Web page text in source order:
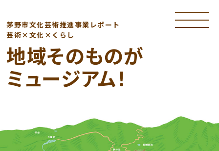
茅野市文化芸術推進事業レポート
芸術×文化×くらし
地域そのものが
ミュージアム！